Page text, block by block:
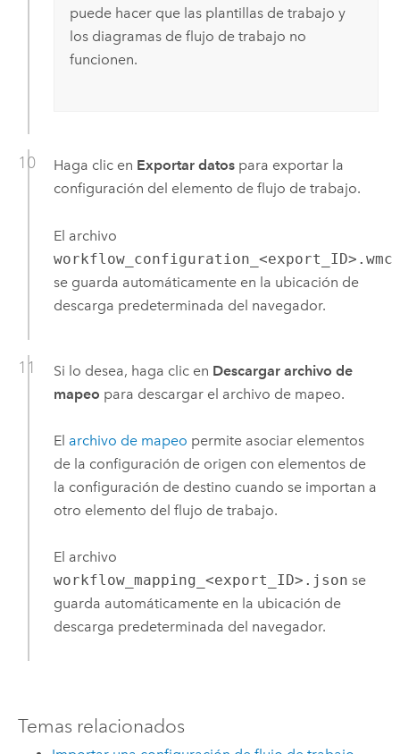
puede hacer que las plantillas de trabajo y
los diagramas de flujo de trabajo no
funcionen.
Haga clic en Exportar datospara exportar la
configuración del elemento de flujo de trabajo.
El archivo
workflow_configuration_<export_ID>.wmc
se guarda automáticamente en la ubicación de
descarga predeterminada del navegador.
Si lo desea, haga clic en Descargar archivo de
mapeo para descargar el archivo de mapeo.
El archivo de mapeo permite asociar elementos
de la configuración de origen con elementos de
la configuración de destino cuando se importan a
otro elemento del flujo de trabajo.
El archivo
workflow_mapping_<export_ID>.json se
guarda automáticamente en la ubicación de
descarga predeterminada del navegador.
Temas relacionados